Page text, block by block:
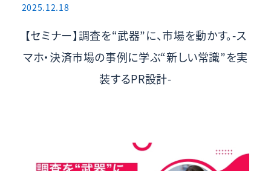
2025.12.18
【セミナー】調査を“武器”に、市場を動かす。-ス
マホ・決済市場の事例に学ぶ“新しい常識”を実
装するPR設計-